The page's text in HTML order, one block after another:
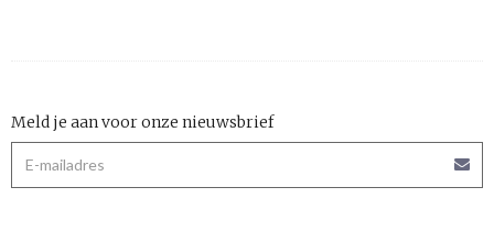
Meld je aan voor onze nieuwsbrief